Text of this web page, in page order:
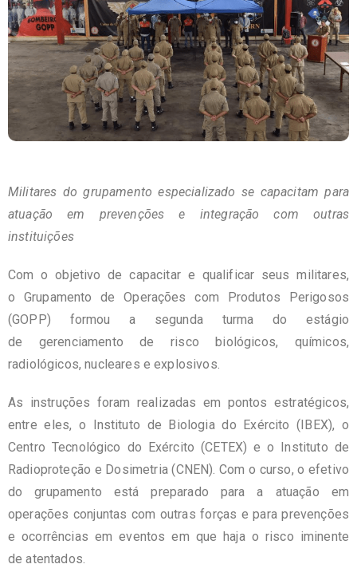
Militares do grupamento especializado se capacitam para
atuação em prevenções e integração com outras
instituições
Com o objetivo de capacitar e qualificar seus militares,
o Grupamento de Operações com Produtos Perigosos
(GOPP) formou a segunda turma do estágio
de gerenciamento de risco biológicos, químicos,
radiológicos, nucleares e explosivos.
As instruções foram realizadas em pontos estratégicos,
entre eles, o Instituto de Biologia do Exército (IBEX), o
Centro Tecnológico do Exército (CETEX) e o Instituto de
Radioproteção e Dosimetria (CNEN). Com o curso, o efetivo
do grupamento está preparado para a atuação em
operações conjuntas com outras forças e para prevenções
e ocorrências em eventos em que haja o risco iminente
de atentados.